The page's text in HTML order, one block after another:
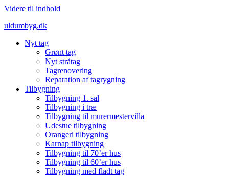
Videre til indhold
uldumbyg.dk
Nyt tag
Grønt tag
Nyt stråtag
Tagrenovering
Reparation af tagrygning
Tilbygning
Tilbygning 1. sal
Tilbygning i træ
Tilbygning til murermestervilla
Udestue tilbygning
Orangeri tilbygning
Karnap tilbygning
Tilbygning til 70’er hus
Tilbygning til 60’er hus
Tilbygning med fladt tag